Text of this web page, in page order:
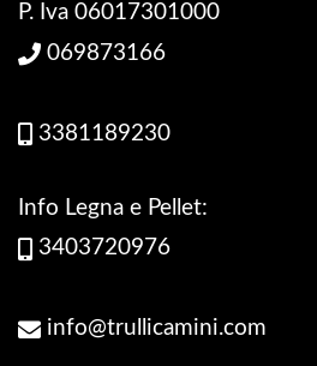
P. Iva 06017301000
069873166
3381189230
Info Legna e Pellet:
3403720976
info@trullicamini.com